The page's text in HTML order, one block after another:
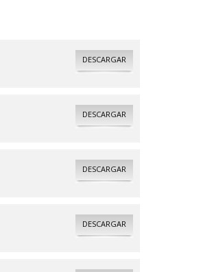
DESCARGAR
DESCARGAR
DESCARGAR
DESCARGAR